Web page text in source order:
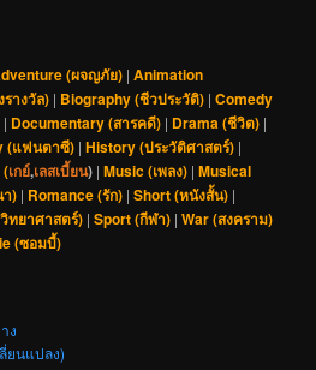
(ผจญภัย) |Animation
างวัล) | Biography (ชีวประวัติ) |Comedy
| Documentary (สารคดี) | Drama (ชีวิต) |
(แฟนตาซี) |History (ประวัติศาสตร์) |
(เกย์,เลสเบี้ยน) |Music (เพลง) |Musical
) | Romance (รัก) |Short (หนังสั้น) |
ทยาศาสตร์) |Sport (กีฬา) |War (สงคราม)
(ซอมบี้)
ง
ยนแปลง)